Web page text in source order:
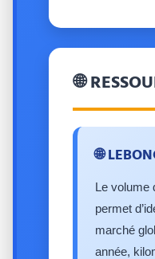
🌐
🌐
Le volume
permet
marché
année,